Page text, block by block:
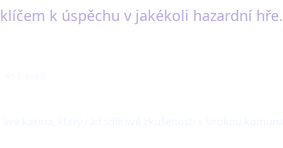
k úspěchu v jakékoli hazardní hře.